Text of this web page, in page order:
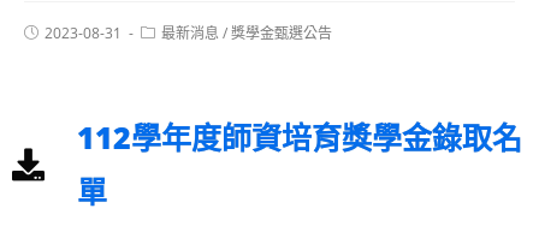
2023-08-31 最新消息 /獎學金甄選公告
112學年度師資培育獎學金錄取名
單